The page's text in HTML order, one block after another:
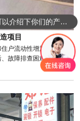
项目
户流动性增加，原有系
故障排查困难等问题。
电表系统进行智能化改
以介绍下你们的产品么